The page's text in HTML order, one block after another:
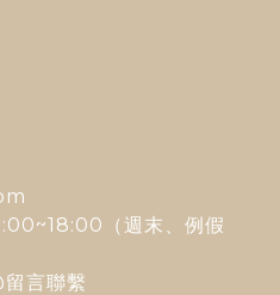
（週末、例假
留言聯繫